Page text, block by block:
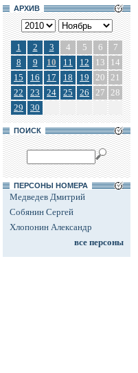
АРХИВ
1 2 3 4 5 6
7
8
9 10 11 12 13
14
15
16 17 18 19 20 21
22
23 24 25 26 27 28
29
30
ПОИСК
ПЕРСОНЫ НОМЕРА
Медведев Дмитрий
Собянин Сергей
Хлопонин Александр
все персоны